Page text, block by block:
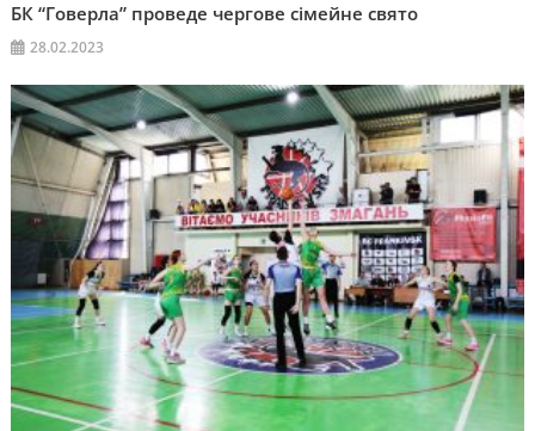
БК “Говерла” проведе чергове сімейне свято
28.02.2023